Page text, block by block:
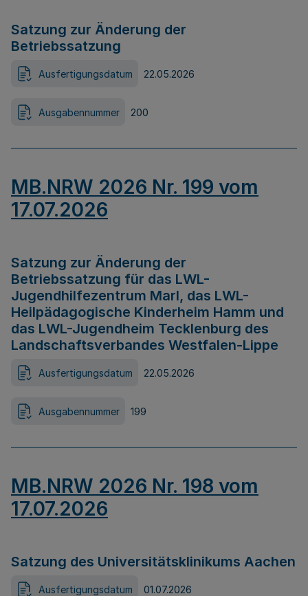
Satzung zur Änderung der
Betriebssatzung
Ausfertigungsdatum 22.05.2026
Ausgabennummer 200
MB.NRW 2026 Nr. 199 vom
17.07.2026
Satzung zur Änderung der
Betriebssatzung für das LWL-
Jugendhilfezentrum Marl, das LWL-
Heilpädagogische Kinderheim Hamm und
das LWL-Jugendheim Tecklenburg des
Landschaftsverbandes Westfalen-Lippe
Ausfertigungsdatum 22.05.2026
Ausgabennummer 199
MB.NRW 2026 Nr. 198 vom
17.07.2026
Satzung des Universitätsklinikums Aachen
Ausfertigungsdatum 01.07.2026